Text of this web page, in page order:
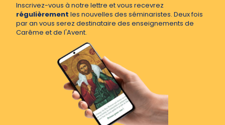
Inscrivez-vous à notre lettre et vous recevrez
régulièrement les nouvelles des séminaristes. Deux fois
par an vous serez destinataire des enseignements de
Carême et de l'Avent.